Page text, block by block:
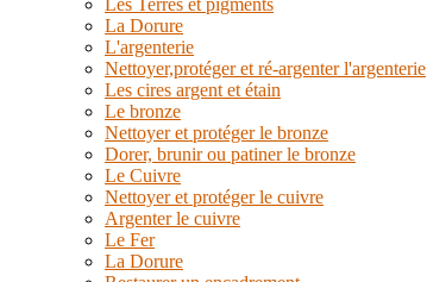
La Dorure
L'argenterie
Nettoyer,protéger et ré-argenter l'argenterie
Les cires argent et étain
Le bronze
Nettoyer et protéger le bronze
Dorer, brunir ou patiner le bronze
Le Cuivre
Nettoyer et protéger le cuivre
Argenter le cuivre
Le Fer
La Dorure